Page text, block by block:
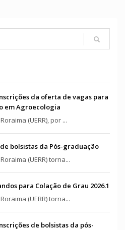
da oferta de vagas para
em Agroecologia
(UERR), por ...
bolsistas da Pós-graduação
(UERR) torna...
para Colação de Grau 2026.1
(UERR) torna...
de bolsistas da pós-